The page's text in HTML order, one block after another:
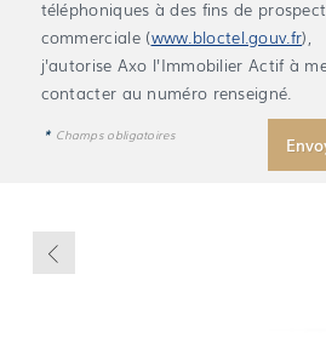
téléphoniques à des fins de
commerciale (www.bloctel.gouv.fr),
j'autorise Axo l'Immobilier Actif à
contacter au numéro renseigné.
* Champs obligatoires